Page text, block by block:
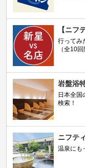
【ニフ
行ってみ
（全10
岩盤浴
日本全国
検索！
ニフテ
温泉にも